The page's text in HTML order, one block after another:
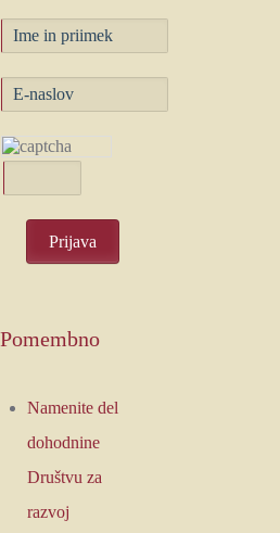
Pomembno
Namenite del
dohodnine
Društvu za
razvoj